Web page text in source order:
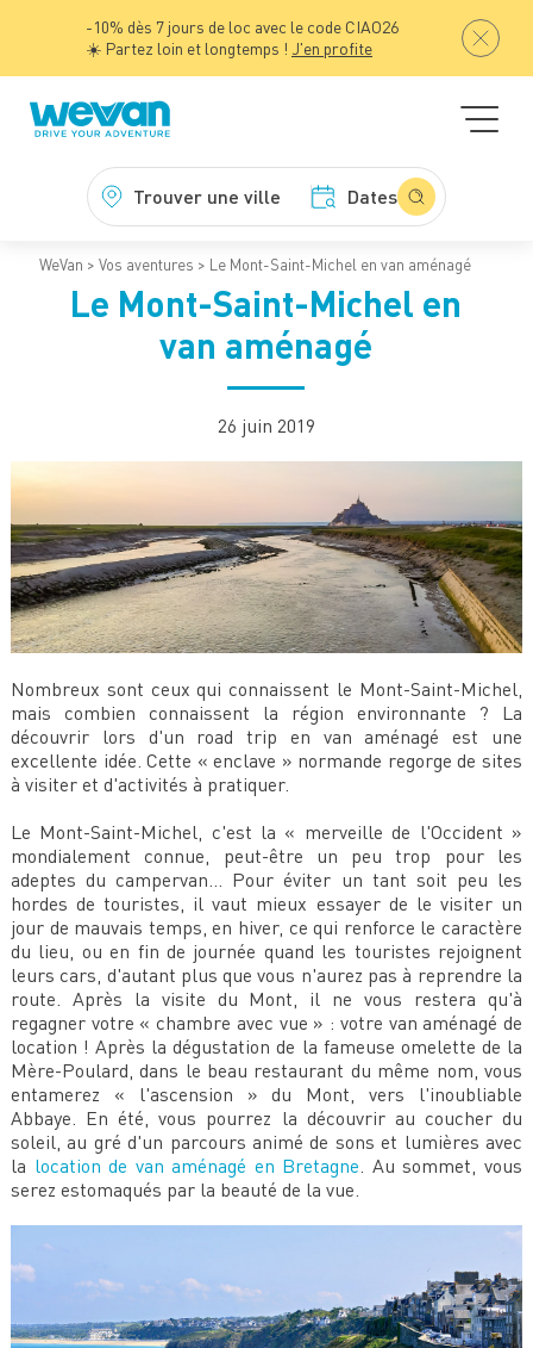
-10% dès 7 jours de loc avec le code CIAO26
☀️ Partez loin et longtemps ! J'en profite
Trouver une ville Dates
WeVan Vos aventures Le Mont-Saint-Michel en van aménagé
Le Mont-Saint-Michel en
van aménagé
26 juin 2019
Nombreux sont ceux qui connaissent le Mont-Saint-Michel,
mais combien connaissent la région environnante ? La
découvrir lors d'un road trip en van aménagé est une
excellente idée. Cette « enclave » normande regorge de sites
à visiter et d'activités à pratiquer.
Le Mont-Saint-Michel, c'est la « merveille de l'Occident »
mondialement connue, peut-être un peu trop pour les
adeptes du campervan... Pour éviter un tant soit peu les
hordes de touristes, il vaut mieux essayer de le visiter un
jour de mauvais temps, en hiver, ce qui renforce le caractère
du lieu, ou en fin de journée quand les touristes rejoignent
leurs cars, d'autant plus que vous n'aurez pas à reprendre la
route. Après la visite du Mont, il ne vous restera qu'à
regagner votre « chambre avec vue » : votre van aménagé de
location ! Après la dégustation de la fameuse omelette de la
Mère-Poulard, dans le beau restaurant du même nom, vous
entamerez « l'ascension » du Mont, vers l'inoubliable
Abbaye. En été, vous pourrez la découvrir au coucher du
soleil, au gré d'un parcours animé de sons et lumières avec
la location de van aménagé en Bretagne. Au sommet, vous
serez estomaqués par la beauté de la vue.